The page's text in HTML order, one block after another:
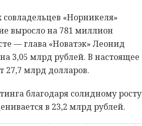
«Норникеля»
выросло на 781 миллион
— глава «Новатэк» Леонид
3,05 млрд рублей. В настоящее
27,7 млрд долларов.
благодаря солидному росту
в 23,2 млрд рублей.